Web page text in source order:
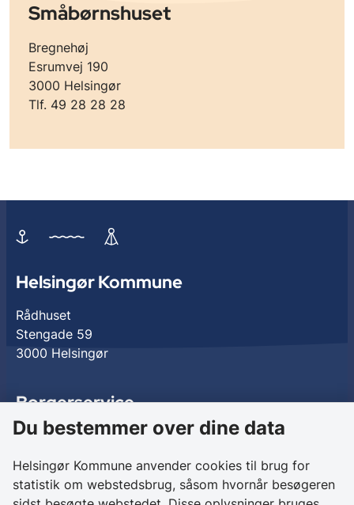
Småbørnshuset
Bregnehøj
Esrumvej 190
3000 Helsingør
Tlf. 49 28 28 28
Helsingør Kommune
Rådhuset
Stengade 59
3000 Helsingør
Borgerservice
Birkedalsvej 27
Du bestemmer over dine data
Helsingør Kommune anvender cookies til brug for
statistik om webstedsbrug, såsom hvornår besøgeren